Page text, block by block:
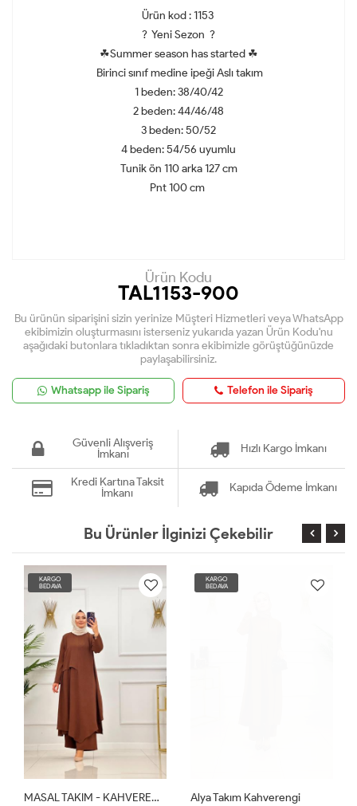
Ürün kod : 1153
? Yeni Sezon ?
☘Summer season has started ☘
Birinci sınıf medine ipeği Aslı takım
1 beden: 38/40/42
2 beden: 44/46/48
3 beden: 50/52
4 beden: 54/56 uyumlu
Tunik ön 110 arka 127 cm
Pnt 100 cm
Ürün Kodu
TAL1153-900
Bu ürünün siparişini sizin yerinize Müşteri Hizmetleri veya WhatsApp
ekibimizin oluşturmasını isterseniz yukarıda yazan Ürün Kodu'nu
aşağıdaki butonlara tıkladıktan sonra ekibimizle görüştüğünüzde
paylaşabilirsiniz.
Whatsapp ile Sipariş Telefon ile Sipariş
Güvenli Alışveriş
İmkanı
Hızlı Kargo İmkanı
Kredi Kartına Taksit
İmkanı
Kapıda Ödeme İmkanı
Bu Ürünler İlginizi Çekebilir
KARGO
BEDAVA
MASAL TAKIM - KAHVERENGİ
KARGO
BEDAVA
Alya Takım Kahverengi